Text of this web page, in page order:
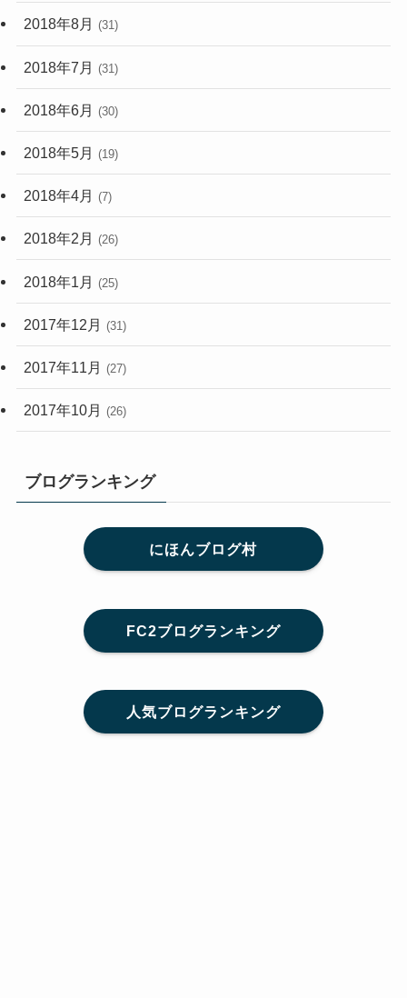
2018年8月 (31)
2018年7月 (31)
2018年6月 (30)
2018年5月 (19)
2018年4月 (7)
2018年2月 (26)
2018年1月 (25)
2017年12月 (31)
2017年11月 (27)
2017年10月 (26)
ブログランキング
にほんブログ村
FC2ブログランキング
人気ブログランキング